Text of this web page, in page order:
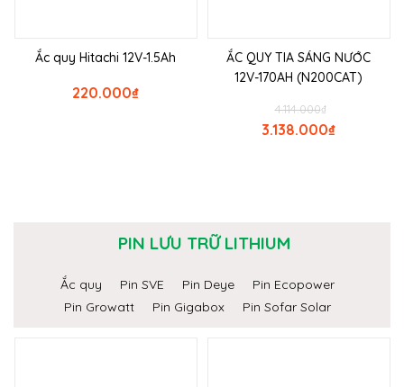
Ắc quy Hitachi 12V-1.5Ah
₫
220.000
ẮC QUY TIA SÁNG NƯỚC
12V-170AH (N200CAT)
₫
4.114.000
₫
3.138.000
PIN LƯU TRỮ LITHIUM
Ắc quy Pin SVE Pin Deye
Pin Ecopower
Pin Growatt
Pin Gigabox Pin Sofar Solar